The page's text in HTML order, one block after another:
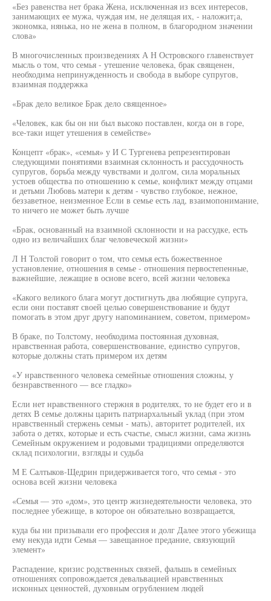
«Без равенства нет брака Жена, исключенная из всех интересов,
занимающих ее мужа, чуждая им, не делящая их, - наложит¡а,
экономка, нянька, но не жена в полном, в благородном значении
слова»
В многочисленных произведениях А Н Островского главенствует
мысль о том, что семья - утешение человека, брак священен,
необходима непринужденность и свобода в выборе супругов,
взаимная поддержка
«Брак дело великое Брак дело священное»
«Человек, как бы он ни был высоко поставлен, когда он в горе,
все-таки ищет утешения в семействе»
Концепт «брак», «семья» у И С Тургенева репрезентирован
следующими понятиями взаимная склонность и рассудочность
супругов, борьба между чувствами и долгом, сила моральных
устоев общества по отношению к семье, конфликт между отцами
и детьми Любовь матери к детям - чувство глубокое, нежное,
беззаветное, неизменное Если в семье есть лад, взаимопонимание,
то ничего не может быть лучше
«Брак, основанный на взаимной склонности и на рассудке, есть
одно из величайших благ человеческой жизни»
Л Н Толстой говорит о том, что семья есть божественное
установление, отношения в семье - отношения первостепенные,
важнейшие, лежащие в основе всего, всей жизни человека
«Какого великого блага могут достигнуть два любящие супруга,
если они поставят своей целью совершенствование и будут
помогать в этом друг другу напоминанием, советом, примером»
В браке, по Толстому, необходима постоянная духовная,
нравственная работа, совершенствование, единство супругов,
которые должны стать примером их детям
«У нравственного человека семейные отношения сложны, у
безнравственного — все гладко»
Если нет нравственного стержня в родителях, то не будет его и в
детях В семье должны царить патриархальный уклад (при этом
нравственный стержень семьи - мать), авторитет родителей, их
забота о детях, которые и есть счастье, смысл жизни, сама жизнь
Семейным окружением и родовыми традициями определяются
склад психологии, взгляды и судьба
М Е Салтыков-Щедрин придерживается того, что семья - это
основа всей жизни человека
«Семья — это «дом», это центр жизнедеятельности человека, это
последнее убежище, в которое он обязательно возвращается,
куда бы ни призывали его профессия и долг Далее этого убежища
ему некуда идти Семья — завещанное предание, связующий
элемент»
Распадение, кризис родственных связей, фальшь в семейных
отношениях сопровождается девальвацией нравственных
исконных ценностей, духовным огрублением людей